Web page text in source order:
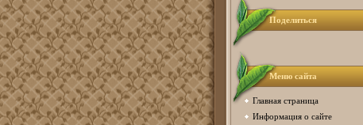
Поделиться
Меню сайта
Главная страница
Информация о сайте